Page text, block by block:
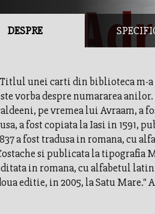
DESPRE
unei carti din biblioteca m-a
vorba despre numararea
pe vremea lui Avraam, a
a fost copiata la Iasi in 1591,
a fost tradusa in romana, cu
si publicata la tipografia
in romana, cu alfabetul
editie, in 2005, la Satu Mare."